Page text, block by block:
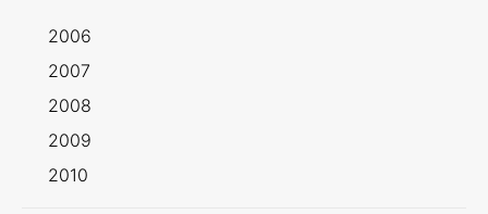
2006
2007
2008
2009
2010